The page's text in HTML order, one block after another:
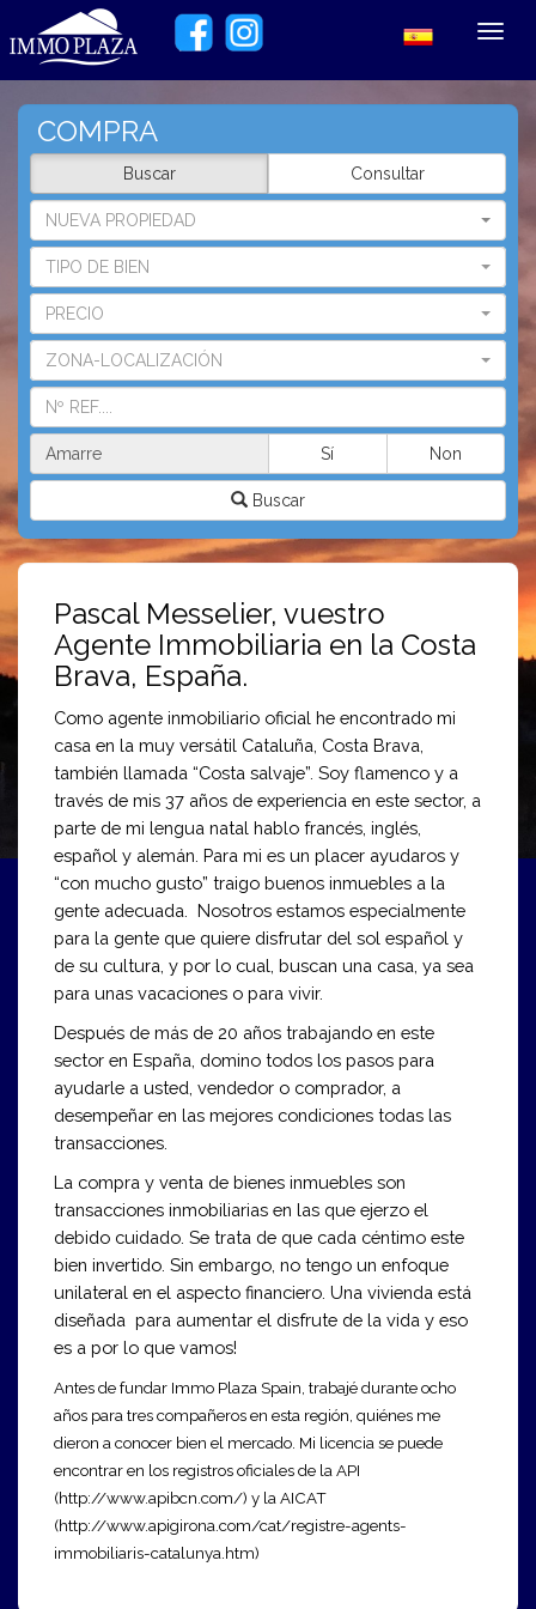
COMPRA
Buscar Consultar
NUEVA PROPIEDAD
TIPO DE BIEN
PRECIO
ZONA-LOCALIZACIÓN
Amarre Sí Non
Buscar
Pascal Messelier, vuestro
Agente Immobiliaria en la Costa
Brava, España.
Como agente inmobiliario oficial he encontrado mi
casa en la muy versátil Cataluña, Costa Brava,
también llamada “Costa salvaje”. Soy flamenco y a
través de mis 37 años de experiencia en este sector, a
parte de mi lengua natal hablo francés, inglés,
español y alemán. Para mi es un placer ayudaros y
“con mucho gusto” traigo buenos inmuebles a la
gente adecuada. Nosotros estamos especialmente
para la gente que quiere disfrutar del sol español y
de su cultura, y por lo cual, buscan una casa, ya sea
para unas vacaciones o para vivir.
Después de más de 20 años trabajando en este
sector en España, domino todos los pasos para
ayudarle a usted, vendedor o comprador, a
desempeñar en las mejores condiciones todas las
transacciones.
La compra y venta de bienes inmuebles son
transacciones inmobiliarias en las que ejerzo el
debido cuidado. Se trata de que cada céntimo este
bien invertido. Sin embargo, no tengo un enfoque
unilateral en el aspecto financiero. Una vivienda está
diseñada para aumentar el disfrute de la vida y eso
es a por lo que vamos!
Antes de fundar Immo Plaza Spain, trabajé durante ocho
años para tres compañeros en esta región, quiénes me
dieron a conocer bien el mercado. Mi licencia se puede
encontrar en los registros oficiales de la API
(http://www.apibcn.com/) y la AICAT
(http://www.apigirona.com/cat/registre-agents-
immobiliaris-catalunya.htm)